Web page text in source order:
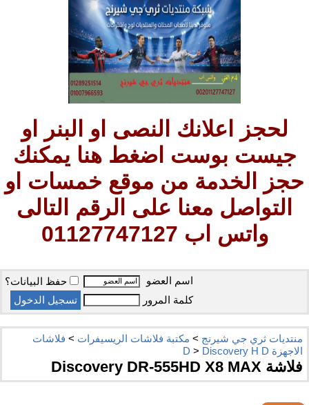
لحجز اعلانك النصى او البنر او
جيست بوست اضغط هنا يمكنك
حجز الخدمة من موقع خمسات او
التواصل معنا على الرقم التالى
واتس اب 01127747127
اسم العضو
حفظ البيانات؟
كلمة المرور
منتديات ثري جي شيرنج > مكتبة فلاشات الريسيفرات > فلاشات
الاجهزة D
> Discovery H D
فلاشة Discovery DR-555HD X8 MAX